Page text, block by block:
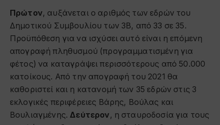
Πρώτον, αυξάνεται ο αριθμός των εδρών του
Δημοτικού Συμβουλίου των 3Β, από 33 σε 35.
Προϋπόθεση για να ισχύσει αυτό είναι η επόμενη
απογραφή πληθυσμού (προγραμματισμένη για
φέτος) να καταγράψει περισσότερους από 50.000
κατοίκους. Από την απογραφή του 2021 θα
καθοριστεί και η κατανομή των 35 εδρών στις 3
εκλογικές περιφέρειες Βάρης, Βούλας και
Βουλιαγμένης.Δεύτερον, η σταυροδοσία για τους